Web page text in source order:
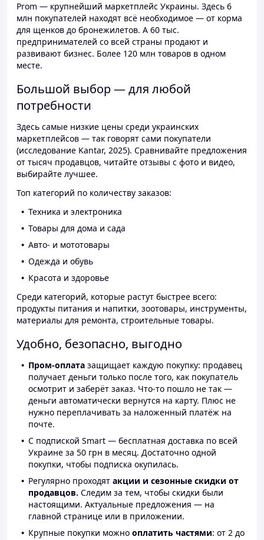
Prom — крупнейший маркетплейс Украины. Здесь 6
млн покупателей находят всё необходимое — от корма
для щенков до бронежилетов. А 60 тыс.
предпринимателей со всей страны продают и
развивают бизнес. Более 120 млн товаров в одном
месте.
Большой выбор — для любой
потребности
Здесь самые низкие цены среди украинских
маркетплейсов — так говорят сами покупатели
(исследование Kantar, 2025). Сравнивайте предложения
от тысяч продавцов, читайте отзывы с фото и видео,
выбирайте лучшее.
Топ категорий по количеству заказов:
Техника и электроника
Товары для дома и сада
Авто- и мототовары
Одежда и обувь
Красота и здоровье
Среди категорий, которые растут быстрее всего:
продукты питания и напитки, зоотовары, инструменты,
материалы для ремонта, строительные товары.
Удобно, безопасно, выгодно
Пром-оплата защищает каждую покупку: продавец
получает деньги только после того, как покупатель
осмотрит и заберёт заказ. Что-то пошло не так —
деньги автоматически вернутся на карту. Плюс не
нужно переплачивать за наложенный платёж на
почте.
С подпиской Smart — бесплатная доставка по всей
Украине за 50 грн в месяц. Достаточно одной
покупки, чтобы подписка окупилась.
Регулярно проходят акции и сезонные скидки от
продавцов. Следим за тем, чтобы скидки были
настоящими. Актуальные предложения — на
главной странице или в приложении.
Крупные покупки можно оплатить частями: от 2 до